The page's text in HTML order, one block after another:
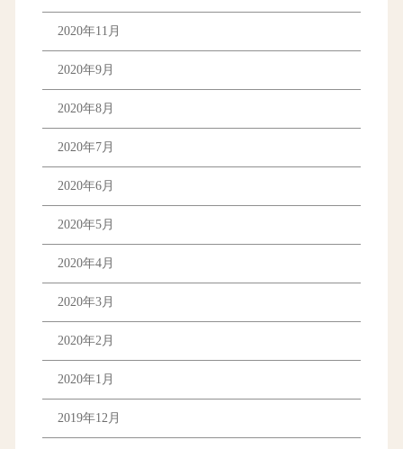
2020年11月
2020年9月
2020年8月
2020年7月
2020年6月
2020年5月
2020年4月
2020年3月
2020年2月
2020年1月
2019年12月